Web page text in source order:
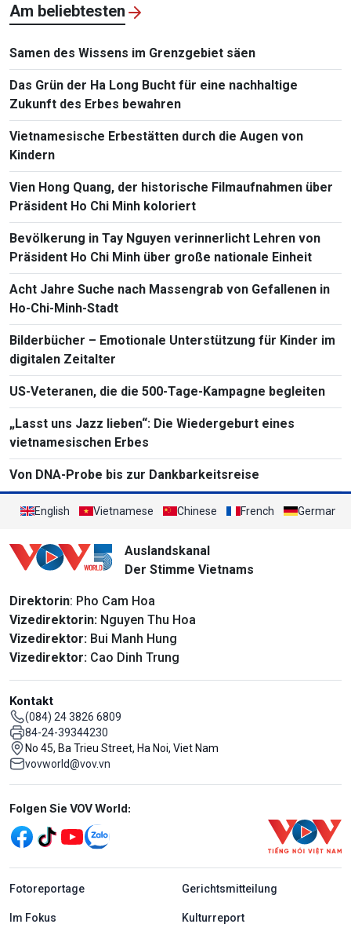
Am beliebtesten
Samen des Wissens im Grenzgebiet säen
Das Grün der Ha Long Bucht für eine nachhaltige
Zukunft des Erbes bewahren
Vietnamesische Erbestätten durch die Augen von
Kindern
Vien Hong Quang, der historische Filmaufnahmen über
Präsident Ho Chi Minh koloriert
Bevölkerung in Tay Nguyen verinnerlicht Lehren von
Präsident Ho Chi Minh über große nationale Einheit
Acht Jahre Suche nach Massengrab von Gefallenen in
Ho-Chi-Minh-Stadt
Bilderbücher – Emotionale Unterstützung für Kinder im
digitalen Zeitalter
US-Veteranen, die die 500-Tage-Kampagne begleiten
„Lasst uns Jazz lieben“: Die Wiedergeburt eines
vietnamesischen Erbes
Von DNA-Probe bis zur Dankbarkeitsreise
English Vietnamese Chinese French German
Auslandskanal
Der Stimme Vietnams
Direktorin: Pho Cam Hoa
Vizedirektorin: Nguyen Thu Hoa
Vizedirektor: Bui Manh Hung
Vizedirektor: Cao Dinh Trung
Kontakt
(084) 24 3826 6809
84-24-39344230
No 45, Ba Trieu Street, Ha Noi, Viet Nam
vovworld@vov.vn
Mạng xã hội
Folgen Sie VOV World:
menu footer tiếng Đức
Fotoreportage Gerichtsmitteilung
Im Fokus Kulturreport